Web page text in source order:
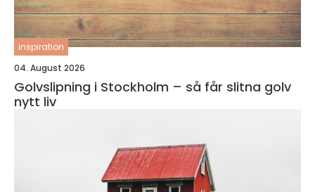
inspiration
04. August 2026
Golvslipning i Stockholm – så får slitna golv
nytt liv